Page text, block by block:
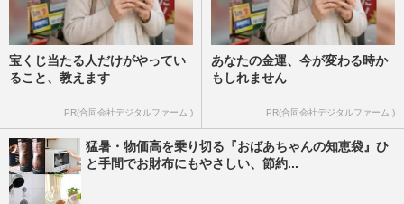
宝くじ当たる人だけがやってい
ること、教えます
PR(合同会社デジタルファーム )
あなたの金運、今が変わる時か
もしれません
PR(合同会社デジタルファーム )
猛暑・物価高を乗り切る『おばあちゃんの知恵袋』ひ
と手間でお財布にもやさしい、節約...